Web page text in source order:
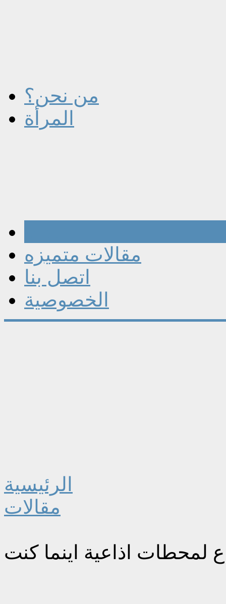
من نحن؟
المرأة
مقالات متميزه
اتصل بنا
الخصوصية
الرئيسية
مقالات